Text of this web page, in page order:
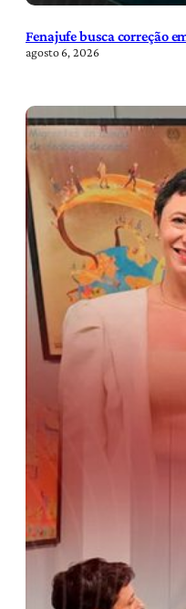
Fenajufe busca correção
agosto 6, 2026